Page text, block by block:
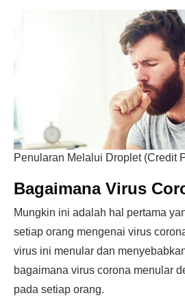
Penularan Melalui Droplet (Credit
Bagaimana Virus
Mungkin ini adalah hal pertama
setiap orang mengenai virus
virus ini menular dan
bagaimana virus corona menular
pada setiap orang.